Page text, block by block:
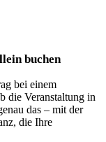
buchen
bei einem
die Veranstaltung in
das – mit der
die Ihre